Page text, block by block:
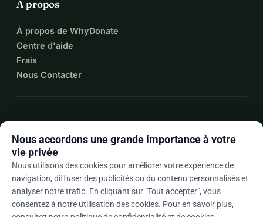
À propos
À propos de WhyDonate
Centre d'aide
Frais
Nous Contacter
Fr arrow_drop_down
★★★★★4,9 / 5 sur la base de 500+ avis
Nous accordons une grande importance à votre
vie privée
Nous utilisons des cookies pour améliorer votre expérience de
navigation, diffuser des publicités ou du contenu personnalisés et
analyser notre trafic. En cliquant sur "Tout accepter", vous
consentez à notre utilisation des cookies. Pour en savoir plus,